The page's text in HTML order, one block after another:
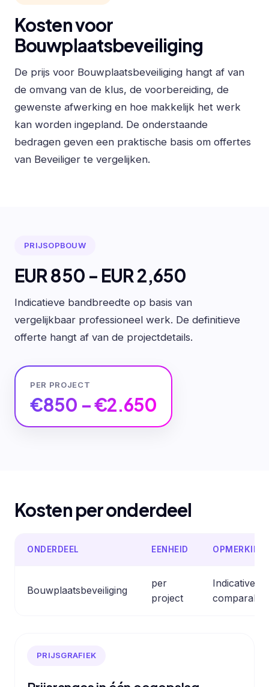
Kosten voor
Bouwplaatsbeveiliging
De prijs voor Bouwplaatsbeveiliging hangt af van
de omvang van de klus, de voorbereiding, de
gewenste afwerking en hoe makkelijk het werk
kan worden ingepland. De onderstaande
bedragen geven een praktische basis om offertes
van Beveiliger te vergelijken.
PRIJSOPBOUW
EUR 850 - EUR 2,650
Indicatieve bandbreedte op basis van
vergelijkbaar professioneel werk. De definitieve
offerte hangt af van de projectdetails.
PER PROJECT
€850 – €2.650
Kosten per onderdeel
ONDERDEEL EENHEID OPMERKING
Bouwplaatsbeveiliging
per
project
Indicative
PRIJSGRAFIEK